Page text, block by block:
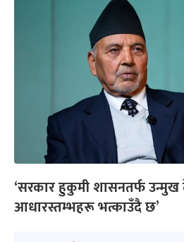
‘सरकार हुकुमी शासनतर्फ उन्मुख
आधारस्तम्भहरू भत्काउँदै छ’